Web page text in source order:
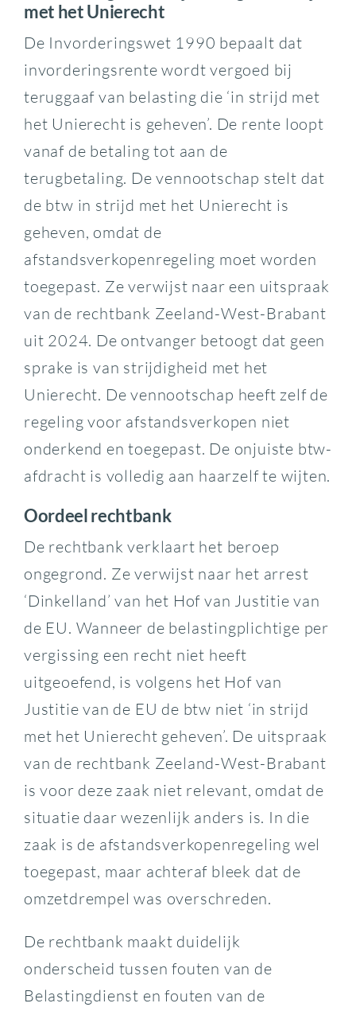
met het Unierecht
De Invorderingswet 1990 bepaalt dat
invorderingsrente wordt vergoed bij
teruggaaf van belasting die ‘in strijd met
het Unierecht is geheven’. De rente loopt
vanaf de betaling tot aan de
terugbetaling. De vennootschap stelt dat
de btw in strijd met het Unierecht is
geheven, omdat de
afstandsverkopenregeling moet worden
toegepast. Ze verwijst naar een uitspraak
van de rechtbank Zeeland-West-Brabant
uit 2024. De ontvanger betoogt dat geen
sprake is van strijdigheid met het
Unierecht. De vennootschap heeft zelf de
regeling voor afstandsverkopen niet
onderkend en toegepast. De onjuiste btw-
afdracht is volledig aan haarzelf te wijten.
Oordeel rechtbank
De rechtbank verklaart het beroep
ongegrond. Ze verwijst naar het arrest
‘Dinkelland’ van het Hof van Justitie van
de EU. Wanneer de belastingplichtige per
vergissing een recht niet heeft
uitgeoefend, is volgens het Hof van
Justitie van de EU de btw niet ‘in strijd
met het Unierecht geheven’. De uitspraak
van de rechtbank Zeeland-West-Brabant
is voor deze zaak niet relevant, omdat de
situatie daar wezenlijk anders is. In die
zaak is de afstandsverkopenregeling wel
toegepast, maar achteraf bleek dat de
omzetdrempel was overschreden.
De rechtbank maakt duidelijk
onderscheid tussen fouten van de
Belastingdienst en fouten van de